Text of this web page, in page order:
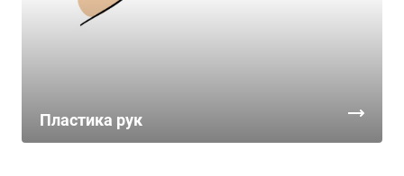
Пластика рук